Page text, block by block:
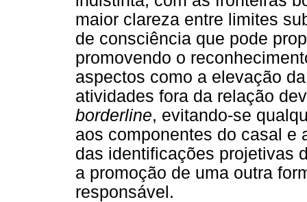
maior clareza entre limites
de consciência que pode
promovendo o
aspectos como a elevação
atividades fora da relação
borderline, evitando-se
aos componentes do casal e
das identificações projetivas
a promoção de uma outra
responsável.